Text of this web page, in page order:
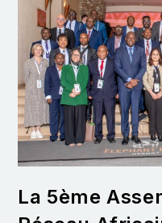
La 5ème